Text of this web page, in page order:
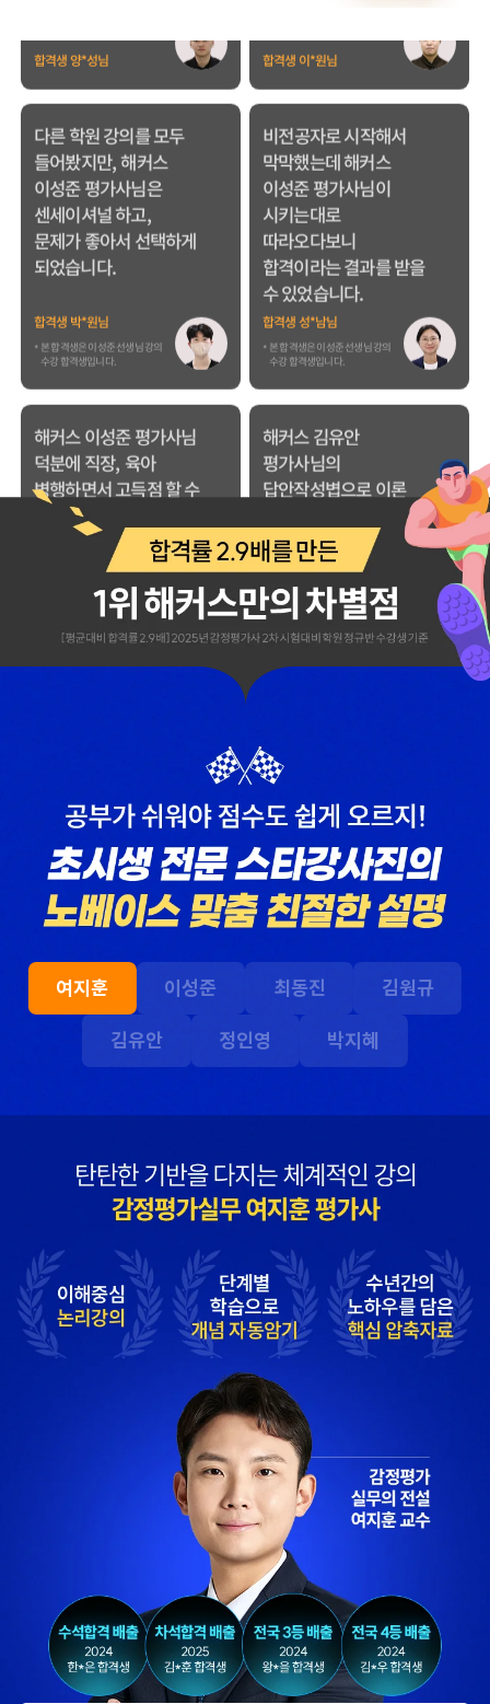
다른 학원 강의를 모두
들어봤지만, 해커스
이성준 평가사님은
센세이셔널 하고,
문제가 좋아서 선택하게
되었습니다.
합격생 박*원님
수강 합격생입니다.
비전공자로 시작해서
막막했는데 해커스
이성준 평가사님이
시키는대로
따라오다보니
합격이라는 결과를 받을
수 있었습니다.
합격생 성*남님
수강 합격생입니다.
해커스 이성준 평가사님
덕분에 직장, 육아
병행하면서 고득점 할 수
있었습니다.
본 합격생은 이성준 선생님 강의
수강 합격생입니다.
해커스 김유안
평가사님의
답안작성볍으로 이론
고득적을 받고 합격할 수
있었습니다.
합격생 이*우님
본 합격생은 김유안 선생님 강의
수강 합격생입니다.
해커스 최동진
합격생 이*영님
본 합격생은 최동진 선생님 강의
수강 합격생입니다.
해커스 최동진 평가사님
수 있었습니다.
합격생 김*영님
수강 합격생입니다.
수험생활 중에 슬럼프가
평가사님의 위로와 조언
덕분에 극복할 수
있었습니다.
해커스에서 강의를 들을
유기적으로 연결되는
느낌을 받았는데 그
부분이 가장 좋았습니다.
해커스 최동진
답안작성법으로 이론
고득점을 받아 합격할 수
있었습니다.
합격생 유*국님
본 합격생은 최동진 선생님 강의
수강 합격생입니다.
해커스 회계학 정윤돈
선생님과 경제학 서호성
선생님의 효율적인 강의
덕분에 동차합격이
가능했다고 생각합니다.
합격생 원*혜님
떨어졌는데, 해커스의
우수한 강사진 덕분에
이해하기 어려운 부분도
실무 경험을 토대로
설명해 주셔서 실무
과목을 보다 쉽게 배울
수 있었습니다.
합격생 류*운님
해커스 강사분들의
수업의 퀄리티가
해커스 박지혜
평가사님께서 매 수업
여지훈 이성준 최동진 김원규
김유안 정인영 박지혜